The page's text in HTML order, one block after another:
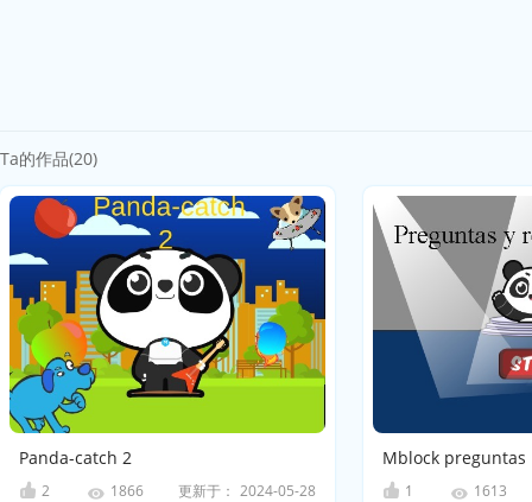
Ta的作品(20)
Panda-catch 2
2 1866 更新于： 2024-05-28
Mblock preguntas
1 1613